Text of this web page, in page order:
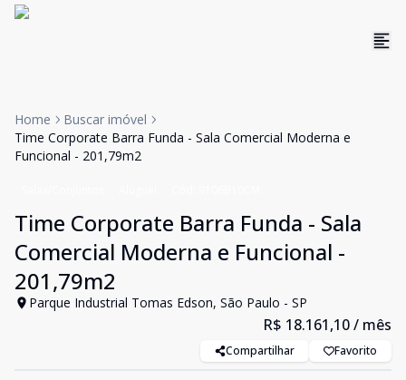
Home
Buscar imóvel
Time Corporate Barra Funda - Sala Comercial Moderna e
Funcional - 201,79m2
Time Corporate Barra Funda - Sala
Comercial Moderna e Funcional -
201,79m2
Parque Industrial Tomas Edson, São Paulo - SP
R$ 18.161,10/ mês
Compartilhar Favorito